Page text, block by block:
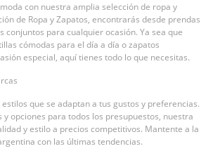
con nuestra amplia selección de ropa y
de Ropa y Zapatos, encontrarás desde prendas
conjuntos para cualquier ocasión. Ya sea que
cómodas para el día a día o zapatos
especial, aquí tienes todo lo que necesitas.
que se adaptan a tus gustos y preferencias.
y opciones para todos los presupuestos, nuestra
y estilo a precios competitivos. Mantente a la
con las últimas tendencias.